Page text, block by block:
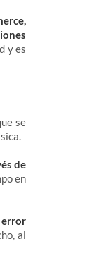
y es
se
de
en
error
al